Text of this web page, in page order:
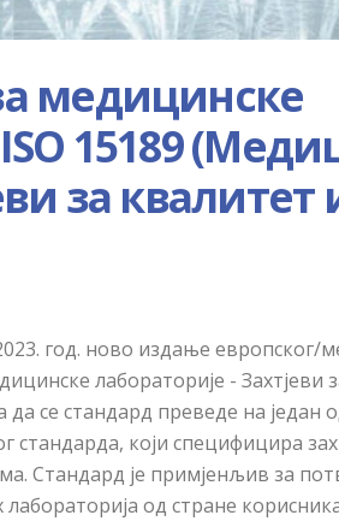
медицинске
15189
за квалитет
год. ново издање европског/
лабораторије - Захтјеви
да се стандард преведе на један
стандарда, који специфицира
Стандард је примјенљив за
од стране